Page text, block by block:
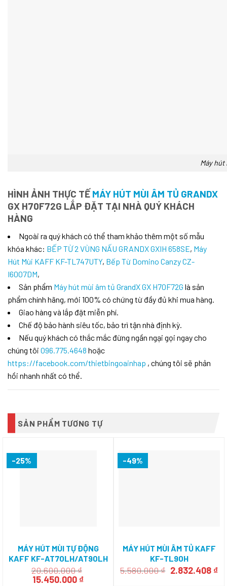
Máy hút
HÌNH ẢNH THỰC TẾ MÁY HÚT MÙI ÂM TỦ GRANDX
GX H70F72G LẮP ĐẶT TẠI NHÀ QUÝ KHÁCH
HÀNG
Ngoài ra quý khách có thể tham khảo thêm một số mẫu
khóa khác: BẾP TỪ 2 VÙNG NẤU GRANDX GXIH 658SE, Máy
Hút Mùi KAFF KF-TL747UTY, Bếp Từ Domino Canzy CZ-
I6007DM,
Sản phẩm Máy hút mùi âm tủ GrandX GX H70F72G là sản
phẩm chính hãng, mới 100% có chứng từ đầy đủ khi mua hàng.
Giao hàng và lắp đặt miễn phí.
Chế độ bảo hành siêu tốc, bảo trì tận nhà định kỳ.
Nếu quý khách có thắc mắc đừng ngần ngại gọi ngay cho
chúng tôi 096.775.4648 hoặc
https://facebook.com/thietbingoainhap , chúng tôi sẽ phản
hồi nhanh nhất có thể.
SẢN PHẨM TƯƠNG TỰ
-25%
MÁY HÚT MÙI TỰ ĐỘNG
KAFF KF-AT70LH/AT90LH
20.600.000₫
Giá
15.450.000 ₫Giá
-49%
MÁY HÚT MÙI ÂM TỦ KAFF
KF-TL90H
5.580.000₫ Giá
2.832.408 ₫